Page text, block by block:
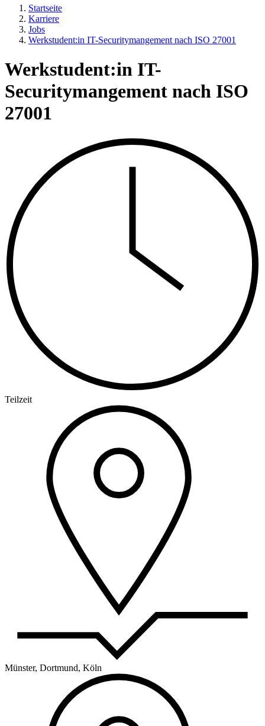
Startseite
Karriere
Jobs
Werkstudent:in IT-Securitymangement nach ISO 27001
Werkstudent:in IT-
Securitymangement nach ISO
27001
Teilzeit
Münster, Dortmund, Köln